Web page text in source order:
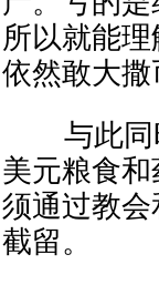
所以就能
依然敢大
与此同时
美元粮食
须通过教
截留。